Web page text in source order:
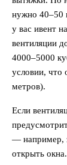
нужно 40–50
у вас ивент
вентиляции
4000–5000
условии, что
метров).
Если
— например,
открыть окна.